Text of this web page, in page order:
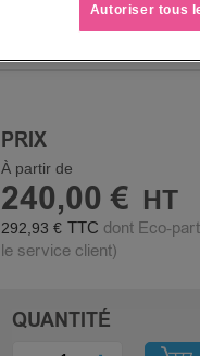
PRIX
À partir de
240,00 €
292,93 € dont Eco-
le service client)
QUANTITÉ
Autoriser tous